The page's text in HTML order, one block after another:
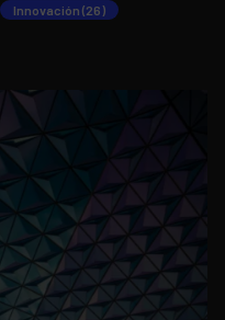
Innovación (26)